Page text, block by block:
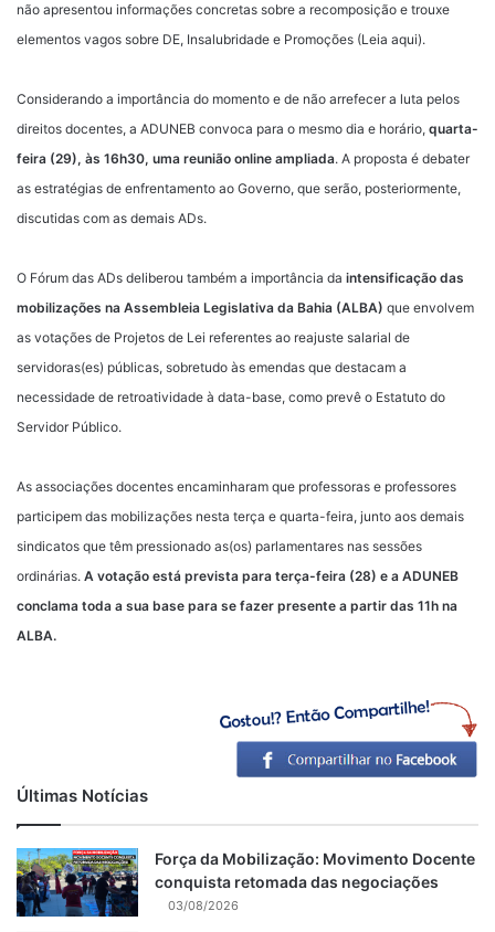
não apresentou informações concretas sobre a recomposição e trouxe
elementos vagos sobre DE, Insalubridade e Promoções (Leia aqui).
Considerando a importância do momento e de não arrefecer a luta pelos
direitos docentes, a ADUNEB convoca para o mesmo dia e horário, quarta-
feira (29), às 16h30, uma reunião online ampliada. A proposta é debater
as estratégias de enfrentamento ao Governo, que serão, posteriormente,
discutidas com as demais ADs.
O Fórum das ADs deliberou também a importância da intensificação das
mobilizações na Assembleia Legislativa da Bahia (ALBA) que envolvem
as votações de Projetos de Lei referentes ao reajuste salarial de
servidoras(es) públicas, sobretudo às emendas que destacam a
necessidade de retroatividade à data-base, como prevê o Estatuto do
Servidor Público.
As associações docentes encaminharam que professoras e professores
participem das mobilizações nesta terça e quarta-feira, junto aos demais
sindicatos que têm pressionado as(os) parlamentares nas sessões
ordinárias. A votação está prevista para terça-feira (28) e a ADUNEB
conclama toda a sua base para se fazer presente a partir das 11h na
ALBA.
Últimas Notícias
Força da Mobilização: Movimento Docente
conquista retomada das negociações
03/08/2026